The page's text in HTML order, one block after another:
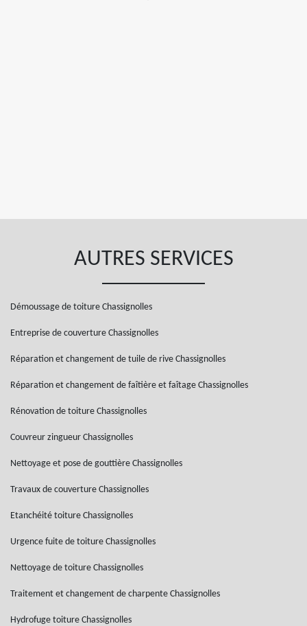
AUTRES SERVICES
Démoussage de toiture Chassignolles
Entreprise de couverture Chassignolles
Réparation et changement de tuile de rive Chassignolles
Réparation et changement de faîtière et faîtage Chassignolles
Rénovation de toiture Chassignolles
Couvreur zingueur Chassignolles
Nettoyage et pose de gouttière Chassignolles
Travaux de couverture Chassignolles
Etanchéité toiture Chassignolles
Urgence fuite de toiture Chassignolles
Nettoyage de toiture Chassignolles
Traitement et changement de charpente Chassignolles
Hydrofuge toiture Chassignolles